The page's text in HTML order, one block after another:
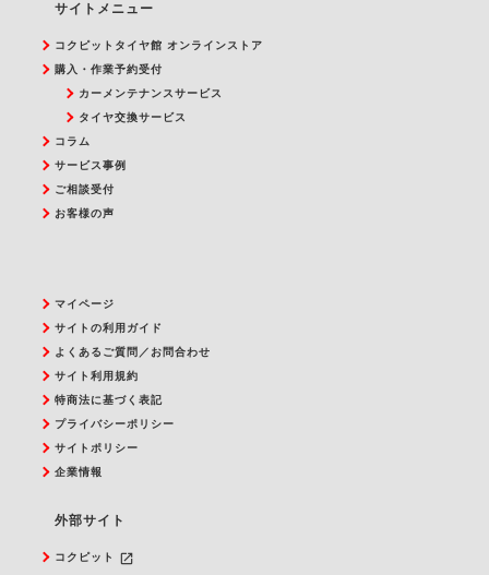
サイトメニュー
コクピットタイヤ館 オンラインストア
購入・作業予約受付
カーメンテナンスサービス
タイヤ交換サービス
コラム
サービス事例
ご相談受付
お客様の声
マイページ
サイトの利用ガイド
よくあるご質問／お問合わせ
サイト利用規約
特商法に基づく表記
プライバシーポリシー
サイトポリシー
企業情報
外部サイト
コクピット
launch